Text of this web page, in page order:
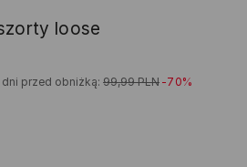
loose
przed obniżką: 99,99 PLN -70%